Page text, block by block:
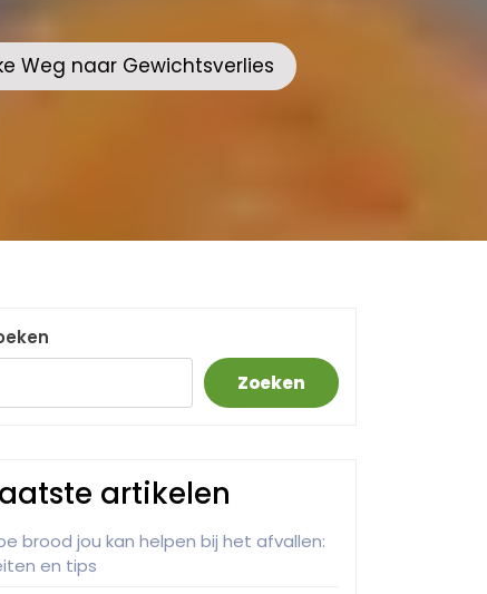
Weg naar Gewichtsverlies
Zoeken
artikelen
brood jou kan helpen bij het afvallen:
en tips